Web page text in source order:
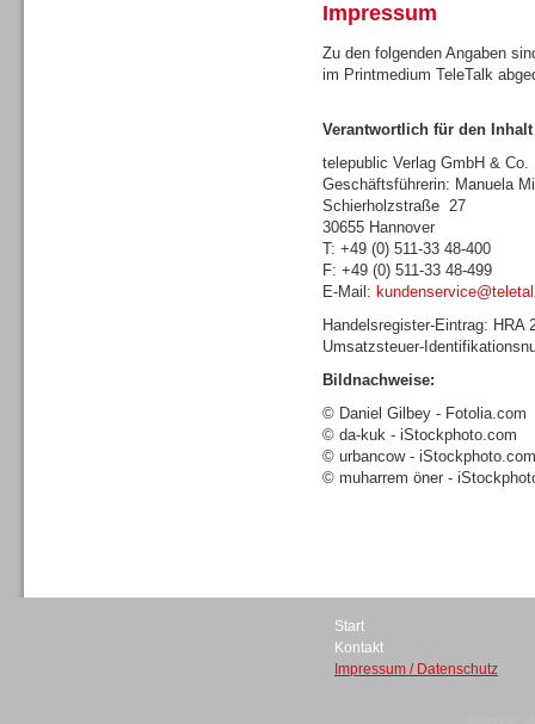
Impressum
Zu den folgenden Angaben
im Printmedium TeleTalk
Verantwortlich für den
telepublic Verlag GmbH & Co.
Geschäftsführerin: Manuela
Schierholzstraße 27
30655 Hannover
T: +49 (0) 511-33 48-400
F: +49 (0) 511-33 48-499
E-Mail:
Handelsregister-Eintrag: HRA
Umsatzsteuer-
Bildnachweise:
© Daniel Gilbey - Fotolia.com
© da-kuk - iStockphoto.com
© urbancow - iStockphoto.com
© muharrem öner -
Start
Kontakt
Impressum / Datenschutz